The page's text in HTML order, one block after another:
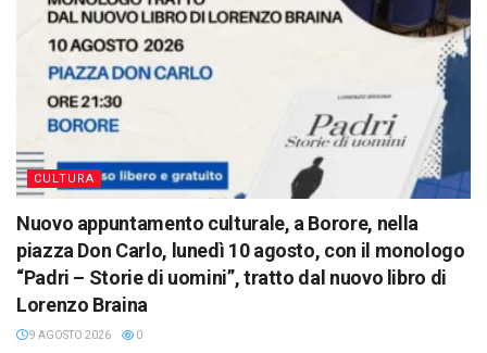
CULTURA
Nuovo appuntamento culturale, a Borore, nella
piazza Don Carlo, lunedì 10 agosto, con il monologo
“Padri – Storie di uomini”, tratto dal nuovo libro di
Lorenzo Braina
9 AGOSTO 2026 0